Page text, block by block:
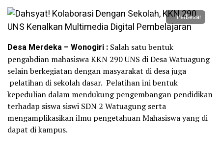
Perbesar
Desa Merdeka – Wonogiri : Salah satu bentuk
pengabdian mahasiswa KKN 290 UNS di Desa Watuagung
selain berkegiatan dengan masyarakat di desa juga
pelatihan di sekolah dasar. Pelatihan ini bentuk
kepedulian dalam mendukung pengembangan pendidikan
terhadap siswa siswi SDN 2 Watuagung serta
mengamplikasikan ilmu pengetahuan Mahasiswa yang di
dapat di kampus.